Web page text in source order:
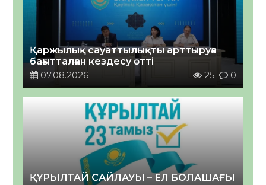
Қаржылық сауаттылықты арттыруға
бағытталған кездесу өтті
07.08.2026
25 0
ҚҰРЫЛТАЙ САЙЛАУЫ – ЕЛ БОЛАШАҒЫ